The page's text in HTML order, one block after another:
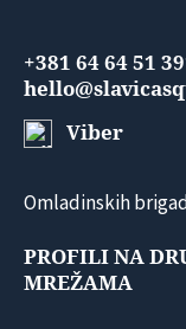
+381 64 64 51
Viber
Omladinskih
PROFILI NA
MREŽAMA